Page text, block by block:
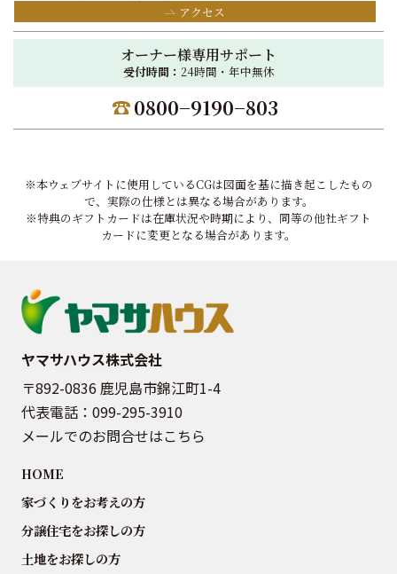
アクセス
オーナー様専用サポート
受付時間： 24時間・年中無休
0800−9190−803
※本ウェブサイトに使用しているCGは図面を基に描き起こしたもの
で、実際の仕様とは異なる場合があります。
※特典のギフトカードは在庫状況や時期により、同等の他社ギフト
カードに変更となる場合があります。
ヤマサハウス株式会社
〒892-0836 鹿児島市錦江町1-4
代表電話： 099-295-3910
メールでのお問合せはこちら
HOME
家づくりをお考えの方
分譲住宅をお探しの方
土地をお探しの方